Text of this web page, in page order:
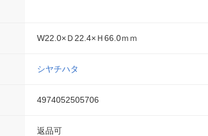
W22.0×Ｄ22.4×Ｈ66.0ｍｍ
シヤチハタ
4974052505706
返品可